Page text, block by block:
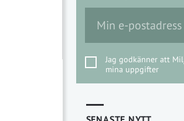
Jag godkänner att
mina uppgifter